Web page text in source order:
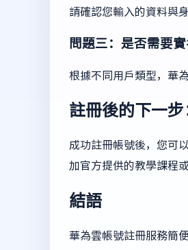
請確認您輸入的資料與
問題三：是否需要實
根據不同用戶類型，華
註冊後的下一
成功註冊帳號後，您可
加官方提供的教學課程
結語
華為雲帳號註冊服務簡